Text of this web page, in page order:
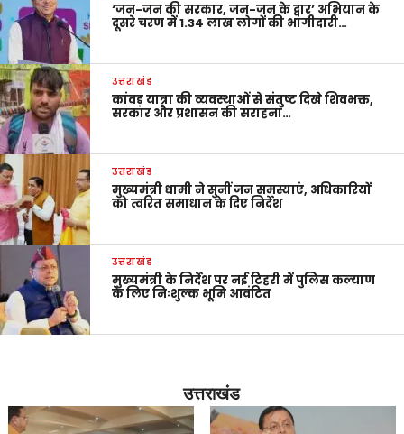
‘जन-जन की सरकार, जन-जन के द्वार’ अभियान के
दूसरे चरण में 1.34 लाख लोगों की भागीदारी…
उत्तराखंड
कांवड़ यात्रा की व्यवस्थाओं से संतुष्ट दिखे शिवभक्त,
सरकार और प्रशासन की सराहना…
उत्तराखंड
मुख्यमंत्री धामी ने सुनीं जन समस्याएं, अधिकारियों
को त्वरित समाधान के दिए निर्देश
उत्तराखंड
मुख्यमंत्री के निर्देश पर नई टिहरी में पुलिस कल्याण
के लिए निःशुल्क भूमि आवंटित
उत्तराखंड